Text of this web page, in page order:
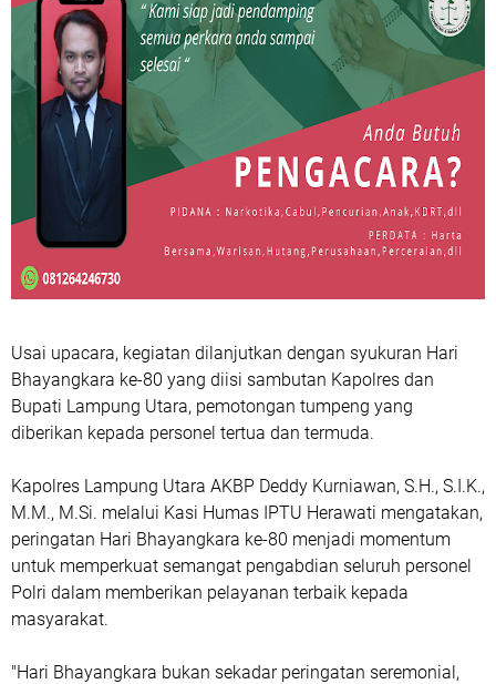
Usai upacara, kegiatan dilanjutkan dengan syukuran Hari
Bhayangkara ke-80 yang diisi sambutan Kapolres dan
Bupati Lampung Utara, pemotongan tumpeng yang
diberikan kepada personel tertua dan termuda.
Kapolres Lampung Utara AKBP Deddy Kurniawan, S.H., S.I.K.,
M.M., M.Si. melalui Kasi Humas IPTU Herawati mengatakan,
peringatan Hari Bhayangkara ke-80 menjadi momentum
untuk memperkuat semangat pengabdian seluruh personel
Polri dalam memberikan pelayanan terbaik kepada
masyarakat.
"Hari Bhayangkara bukan sekadar peringatan seremonial,